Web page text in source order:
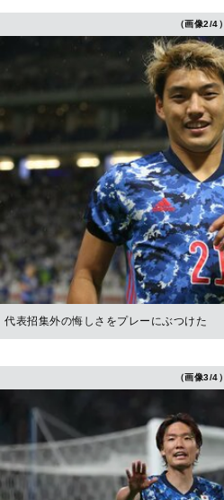
（画像2/4）
代表招集外の悔しさをプレーにぶつけた
（画像3/4）